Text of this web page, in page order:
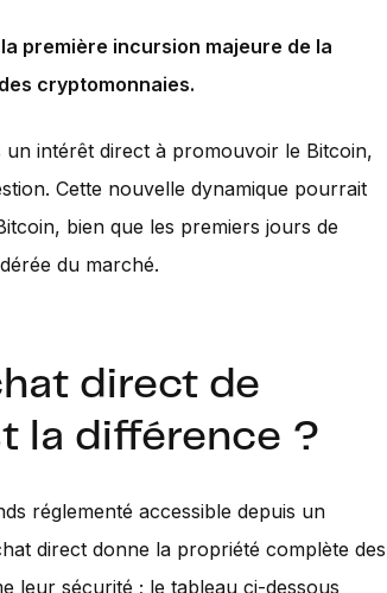
première incursion majeure de la
cryptomonnaies.
un intérêt direct à promouvoir le Bitcoin,
Cette nouvelle dynamique pourrait
bien que les premiers jours de
du marché.
direct de
la différence ?
réglementé accessible depuis un
direct donne la propriété complète des
leur sécurité ; le tableau ci-dessous